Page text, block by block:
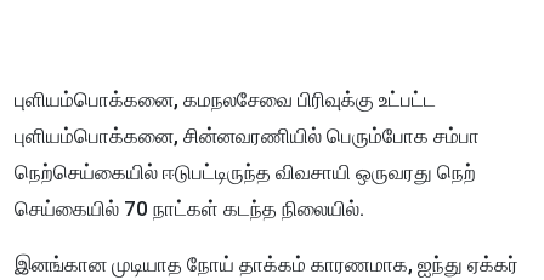
புளியம்பொக்கனை, கமநலசேவை பிரிவுக்கு உட்பட்ட
புளியம்பொக்கனை, சின்னவரணியில் பெரும்போக சம்பா
நெற்செய்கையில் ஈடுபட்டிருந்த விவசாயி ஒருவரது நெற்
செய்கையில் 70 நாட்கள் கடந்த நிலையில்.
இனங்கான முடியாத நோய் தாக்கம் காரணமாக, ஐந்து ஏக்கர்